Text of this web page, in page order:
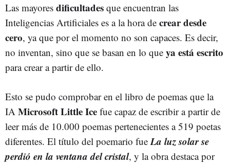
Las mayores dificultades que encuentran las
Inteligencias Artificiales es a la hora de crear desde
cero, ya que por el momento no son capaces. Es decir,
no inventan, sino que se basan en lo que ya está escrito
para crear a partir de ello.
Esto se pudo comprobar en el libro de poemas que la
IA Microsoft Little Ice fue capaz de escribir a partir de
leer más de 10.000 poemas pertenecientes a 519 poetas
diferentes. El título del poemario fueLa luz solar se
perdió en la ventana del cristal, y la obra destaca por